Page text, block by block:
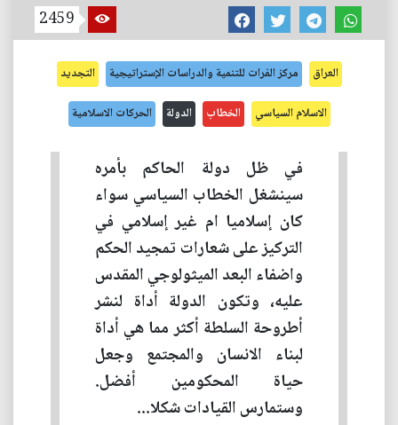
2459
العراق مركز الفرات للتنمية والدراسات الإستراتيجية التجديد
الاسلام السياسي الخطاب الدولة الحركات الاسلامية
في ظل دولة الحاكم بأمره
سينشغل الخطاب السياسي سواء
كان إسلاميا ام غير إسلامي في
التركيز على شعارات تمجيد الحكم
واضفاء البعد الميثولوجي المقدس
عليه، وتكون الدولة أداة لنشر
أطروحة السلطة أكثر مما هي أداة
لبناء الانسان والمجتمع وجعل
حياة المحكومين أفضل.
وستمارس القيادات شكلا...